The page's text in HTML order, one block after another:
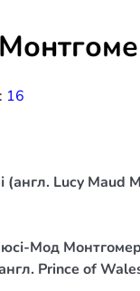
16
Lucy Maud
Мод
Prince of